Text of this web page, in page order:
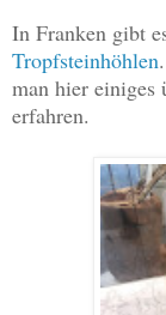
In Franken gibt
Tropfsteinhöhlen
man hier einiges
erfahren.